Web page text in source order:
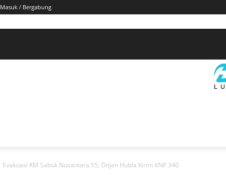
Masuk / Bergabung
Evakuasi KM Sabuk Nusantara 55, Ditjen Hubla Kirim KNP 340